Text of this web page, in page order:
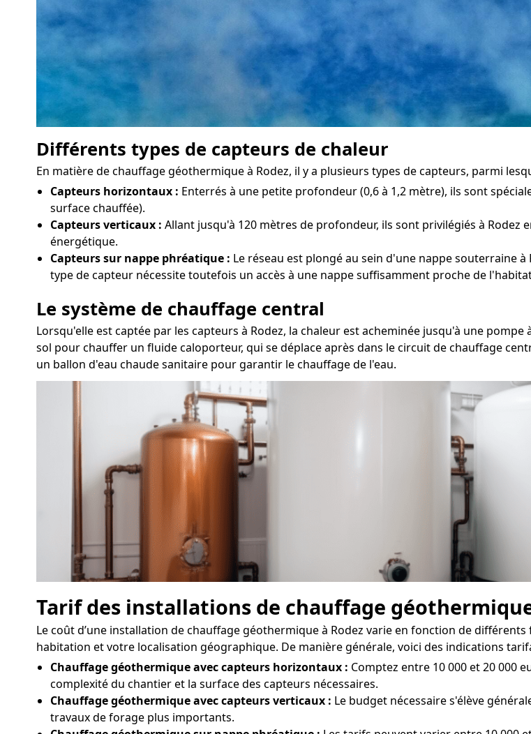
Différents types de capteurs de chaleur
En matière de chauffage géothermique à Rodez, il y a plusieurs types de capteurs, parmi
Capteurs horizontaux : Enterrés à une petite profondeur (0,6 à 1,2 mètre), ils sont
surface chauffée).
Capteurs verticaux : Allant jusqu'à 120 mètres de profondeur, ils sont privilégiés à
énergétique.
Capteurs sur nappe phréatique : Le réseau est plongé au sein d'une nappe souterraine
type de capteur nécessite toutefois un accès à une nappe suffisamment proche de
Le système de chauffage central
Lorsqu'elle est captée par les capteurs à Rodez, la chaleur est acheminée jusqu'à une
sol pour chauffer un fluide caloporteur, qui se déplace après dans le circuit de chauffage
un ballon d'eau chaude sanitaire pour garantir le chauffage de l'eau.
Tarif des installations de chauffage
Le coût d’une installation de chauffage géothermique à Rodez varie en fonction de
habitation et votre localisation géographique. De manière générale, voici des indications
Chauffage géothermique avec capteurs horizontaux : Comptez entre 10 000 et 20 000
complexité du chantier et la surface des capteurs nécessaires.
Chauffage géothermique avec capteurs verticaux : Le budget nécessaire s'élève
travaux de forage plus importants.